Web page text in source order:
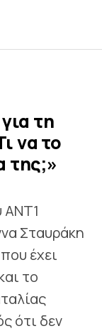
τη
να το
της;»
ΑΝΤ1
Σταυράκη
έχει
το
ότι δεν